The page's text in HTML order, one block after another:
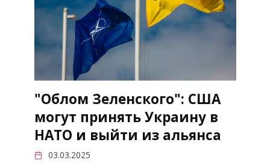
"Облом Зеленского": США
могут принять Украину в
НАТО и выйти из альянса
03.03.2025